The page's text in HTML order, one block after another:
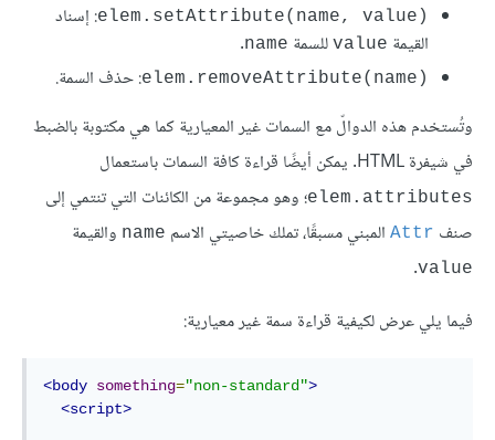
(elem.setAttribute(name, value
: إسناد
القيمة value للسمة name
.
(elem.removeAttribute(name
: حذف السمة.
وتُستخدم هذه الدوالّ مع السمات غير المعيارية كما هي مكتوبة بالضبط
في شيفرة HTML. يمكن أيضًا قراءة كافة السمات باستعمال
elem.attributes؛ وهو مجموعة من الكائنات التي تنتمي إلى
صنف Attr المبني مسبقًا، تملك خاصيتي الاسم name والقيمة
value
.
فيما يلي عرض لكيفية قراءة سمة غير معيارية:
<body something="non-standard">
<script>